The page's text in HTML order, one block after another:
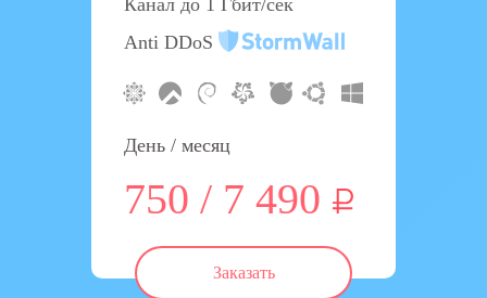
Канал до 1 Гбит/сек
Anti DDoS
День / месяц
750 / 7 490
Заказать